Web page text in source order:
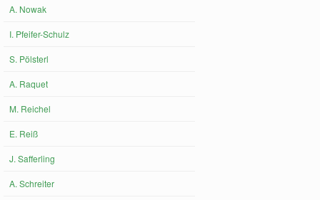
A. Nowak
I. Pfeifer-Schulz
S. Pölsterl
A. Raquet
M. Reichel
E. Reiß
J. Safferling
A. Schreiter